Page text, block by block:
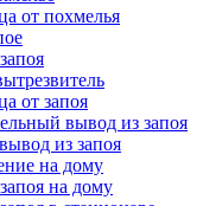
от похмелья
от запоя
вывод из запоя
из запоя
на дому
на дому